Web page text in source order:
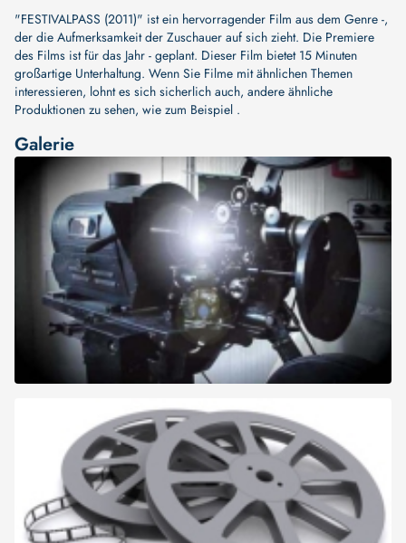
"FESTIVALPASS (2011)" ist ein hervorragender Film aus dem Genre -,
der die Aufmerksamkeit der Zuschauer auf sich zieht. Die Premiere
des Films ist für das Jahr - geplant. Dieser Film bietet 15 Minuten
großartige Unterhaltung. Wenn Sie Filme mit ähnlichen Themen
interessieren, lohnt es sich sicherlich auch, andere ähnliche
Produktionen zu sehen, wie zum Beispiel .
Galerie